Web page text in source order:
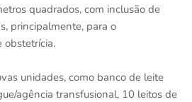
quadrados, com inclusão de
principalmente, para o
obstetrícia.
unidades, como banco de leite
agência transfusional, 10 leitos de